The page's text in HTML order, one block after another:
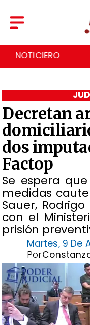
NACIONAL
Decretan
dos
Factop
​Se espera
medidas
Sauer,
con el
prisión
Martes, 9 De
Por